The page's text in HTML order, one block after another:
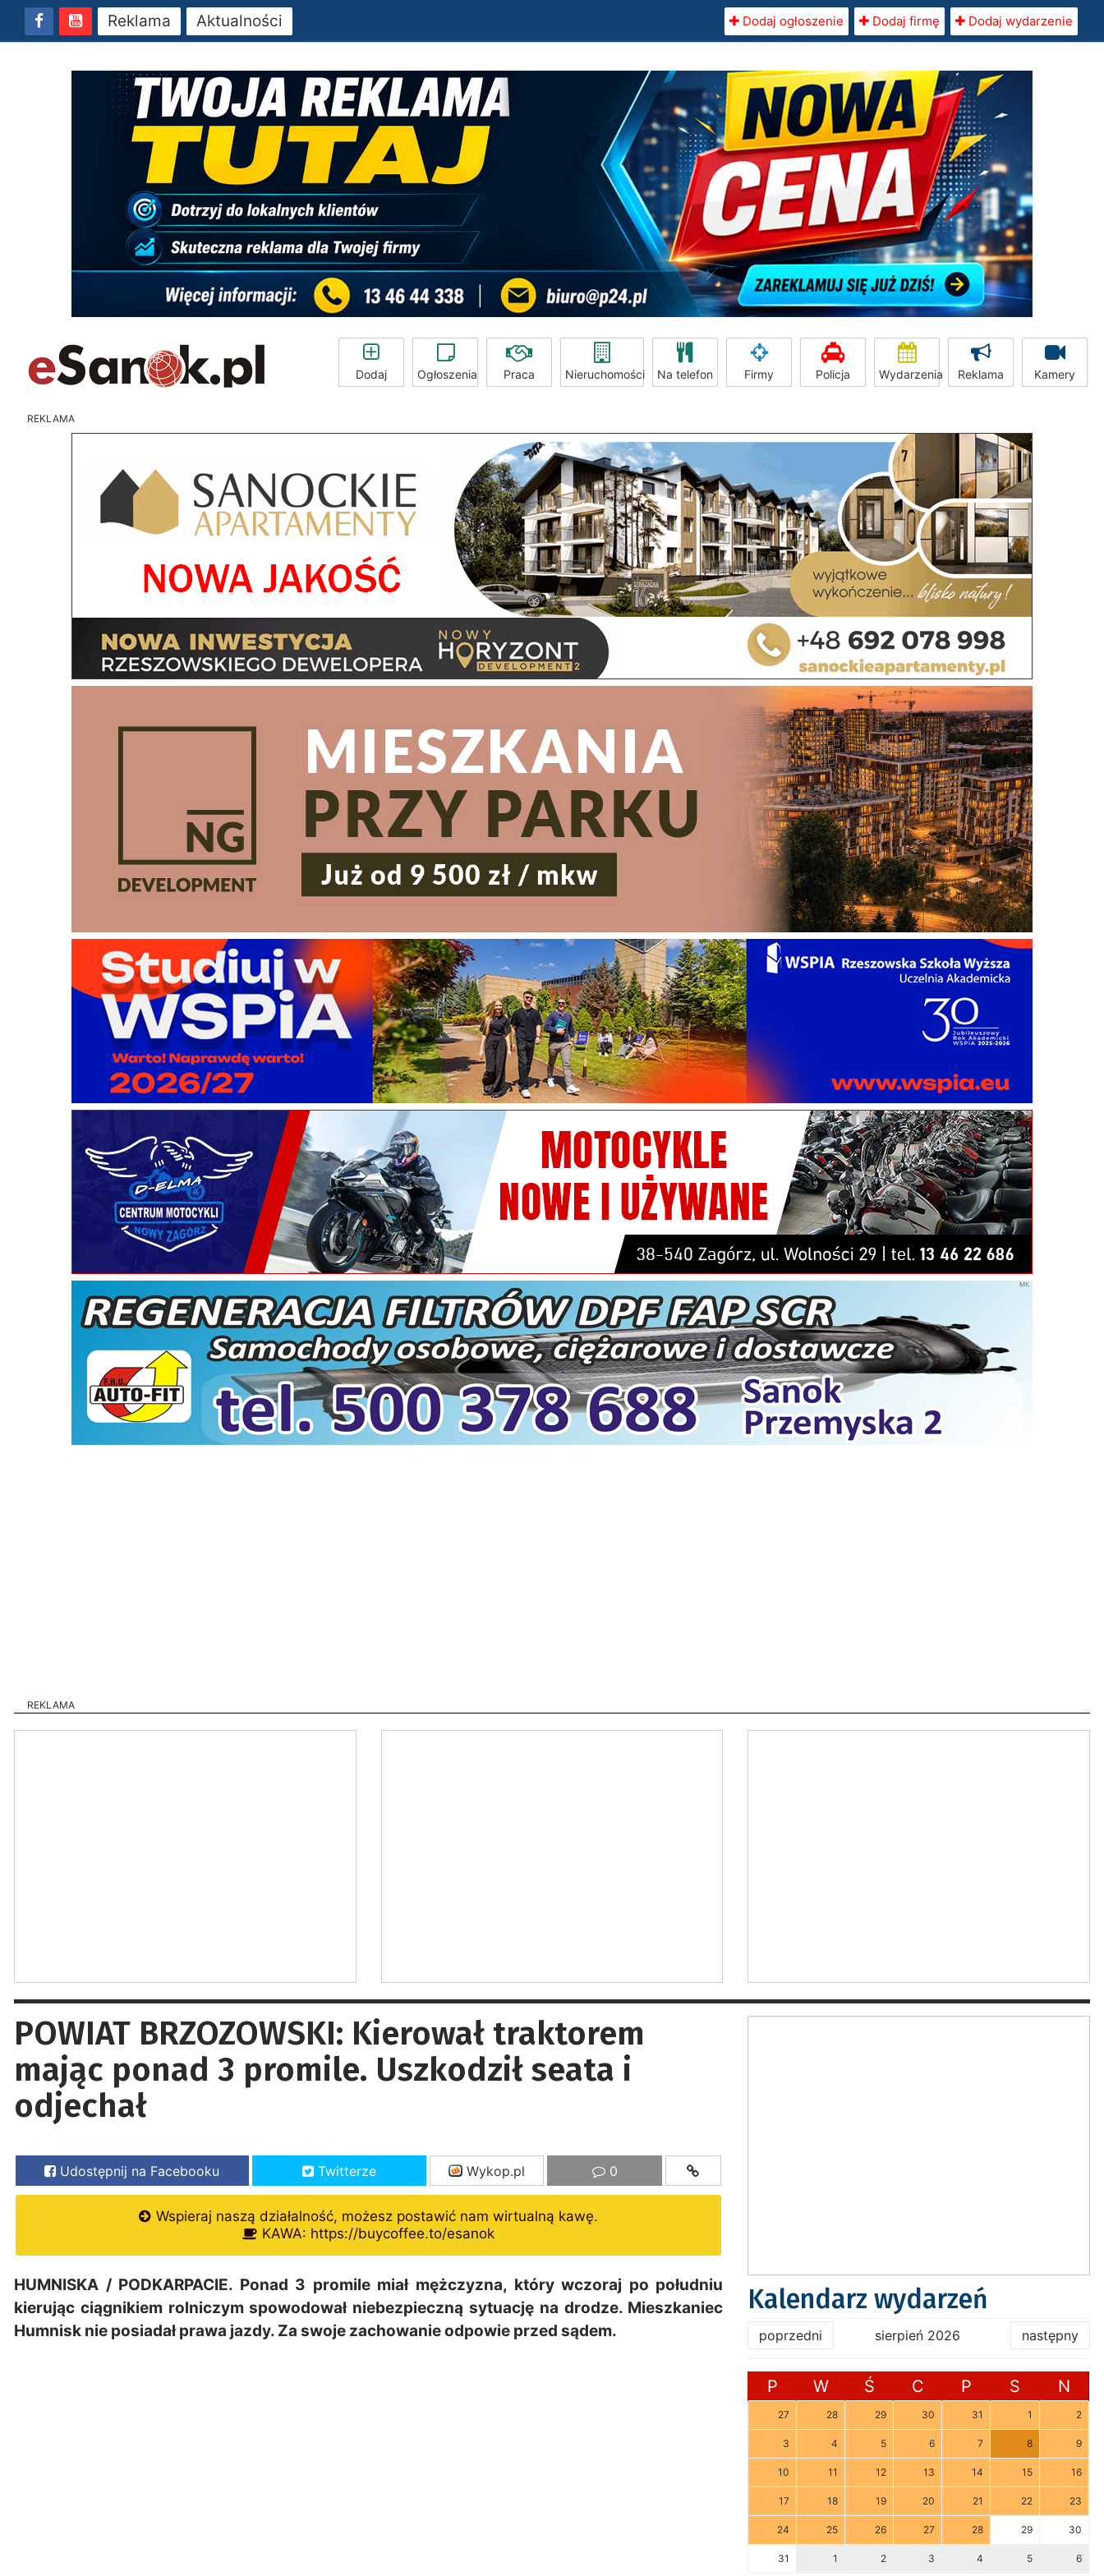
Reklama Aktualności Dodaj ogłoszenie Dodaj firmę Dodaj wydarzenie
Dodaj Ogłoszenia Praca Nieruchomości Na telefon Firmy Policja Wydarzenia Reklama Kamery
REKLAMA
REKLAMA
POWIAT BRZOZOWSKI: Kierował traktorem
mając ponad 3 promile. Uszkodził seata i
odjechał
Udostępnij na Facebooku Twitterze Wykop.pl 0
Wspieraj naszą działalność, możesz postawić nam wirtualną kawę.
KAWA: https://buycoffee.to/esanok
HUMNISKA / PODKARPACIE. Ponad 3 promile miał mężczyzna, który wczoraj po południu
kierując ciągnikiem rolniczym spowodował niebezpieczną sytuację na drodze. Mieszkaniec
Humnisk nie posiadał prawa jazdy. Za swoje zachowanie odpowie przed sądem.
Kalendarz wydarzeń
poprzedni sierpień 2026 następny
P W Ś C P S N
27 28 29 30 31 1 2
3 4 5 6 7 8 9
10 11 12 13 14 15 16
17 18 19 20 21 22 23
24 25 26 27 28 29 30
31 1 2 3 4 5 6